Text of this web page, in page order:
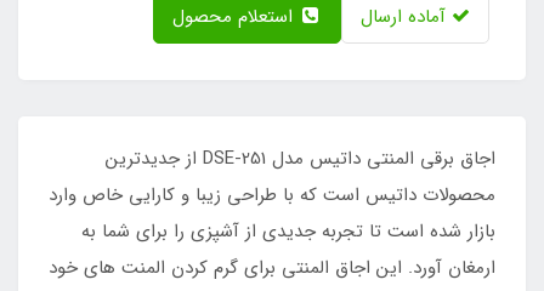
آماده ارسال
اجاق برقی المنتی داتیس مدل DSE-251 از جدیدترین
محصولات داتیس است که با طراحی زیبا و کارایی خاص وارد
بازار شده است تا تجربه جدیدی از آشپزی را برای شما به
ارمغان آورد. این اجاق المنتی برای گرم کردن المنت های خود